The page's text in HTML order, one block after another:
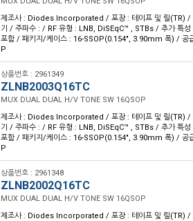
제조사 : Diodes Incorporated / 포장 : 테이프 및 릴(TR) /
기 / 주파수 : / RF 유형 : LNB, DiSEqC™ , STBs / 추가 특성
포함 / 패키지/케이스 : 16-SSOP(0.154", 3.90mm 폭) / 공
P
상품번호 : 2961349
ZLNB2003Q16TC
MUX DUAL DUAL H/V TONE SW 16QSOP
제조사 : Diodes Incorporated / 포장 : 테이프 및 릴(TR) /
기 / 주파수 : / RF 유형 : LNB, DiSEqC™ , STBs / 추가 특성
포함 / 패키지/케이스 : 16-SSOP(0.154", 3.90mm 폭) / 공
P
상품번호 : 2961348
ZLNB2002Q16TC
MUX DUAL DUAL H/V TONE SW 16QSOP
제조사 : Diodes Incorporated / 포장 : 테이프 및 릴(TR) /